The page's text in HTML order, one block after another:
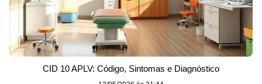
CID 10 APLV: Código, Sintomas e Diagnóstico